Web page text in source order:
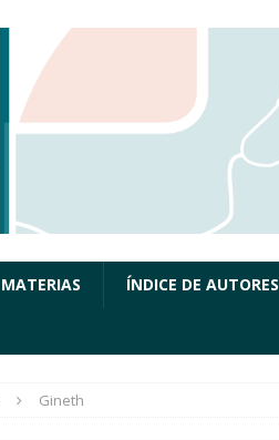
MATERIAS ÍNDICE DE AUTORES
Gineth